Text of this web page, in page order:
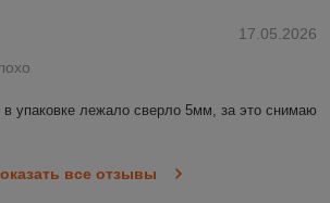
17.05.2026
упаковке лежало сверло 5мм, за это снимаю
все отзывы